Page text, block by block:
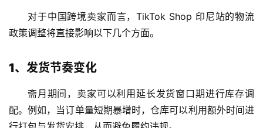
对于中国跨境卖家而言，TikTok Shop 印尼站的物流
政策调整将直接影响以下几个方面。
1、发货节奏变化
斋月期间，卖家可以利用延长发货窗口期进行库存调
配。例如，当订单量短期暴增时，仓库可以利用额外时间进